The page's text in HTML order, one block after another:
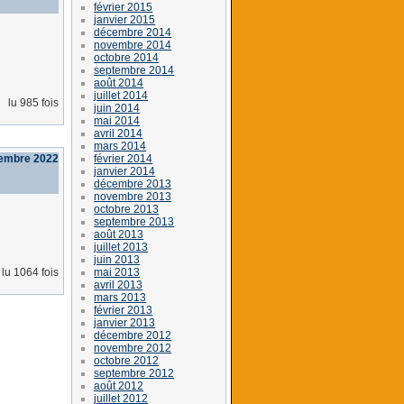
lu 985 fois
2022
lu 1064 fois
février 2015
janvier 2015
décembre 2014
novembre 2014
octobre 2014
septembre 2014
août 2014
juillet 2014
juin 2014
mai 2014
avril 2014
mars 2014
février 2014
janvier 2014
décembre 2013
novembre 2013
octobre 2013
septembre 2013
août 2013
juillet 2013
juin 2013
mai 2013
avril 2013
mars 2013
février 2013
janvier 2013
décembre 2012
novembre 2012
octobre 2012
septembre 2012
août 2012
juillet 2012